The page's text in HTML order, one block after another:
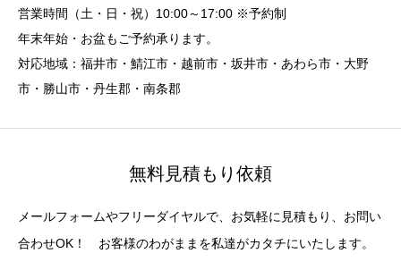
営業時間（土・日・祝）10:00～17:00 ※予約制
年末年始・お盆もご予約承ります。
対応地域：福井市・鯖江市・越前市・坂井市・あわら市・大野
市・勝山市・丹生郡・南条郡
無料見積もり依頼
メールフォームやフリーダイヤルで、お気軽に見積もり、お問い
合わせOK！ お客様のわがままを私達がカタチにいたします。